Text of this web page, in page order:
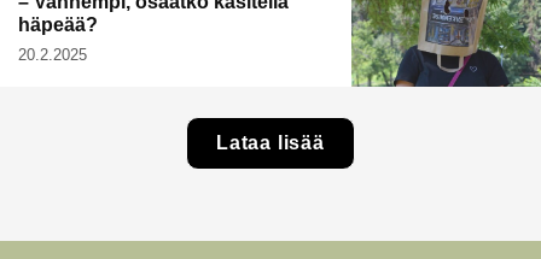
häpeää?
20.2.2025
Lataa lisää